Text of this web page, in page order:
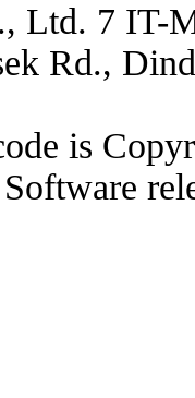
Ltd. 7 IT-
Rd.,
is